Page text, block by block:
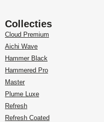
Collecties
Cloud Premium
Aichi Wave
Hammer Black
Hammered Pro
Master
Plume Luxe
Refresh
Refresh Coated